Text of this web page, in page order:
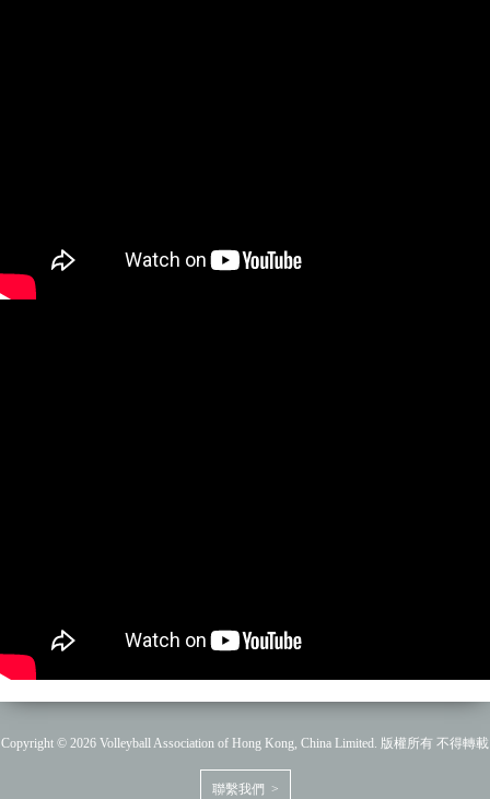
Copyright © 2026 Volleyball Association of Hong Kong, China Limited. 版權所有 不得轉載
聯繫我們 >